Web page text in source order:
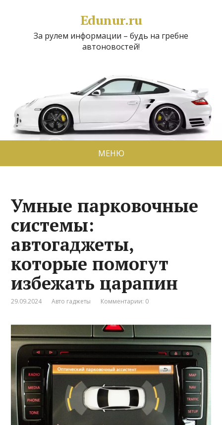
Edunur.ru
За рулем информации – будь на гребне
автоновостей!
МЕНЮ
Умные парковочные
системы:
автогаджеты,
которые помогут
избежать царапин
29.09.2024 Авто гаджеты Комментарии: 0